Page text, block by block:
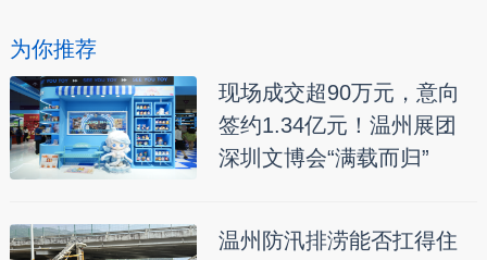
为你推荐
现场成交超90万元，意向
签约1.34亿元！温州展团
深圳文博会“满载而归”
温州防汛排涝能否扛得住